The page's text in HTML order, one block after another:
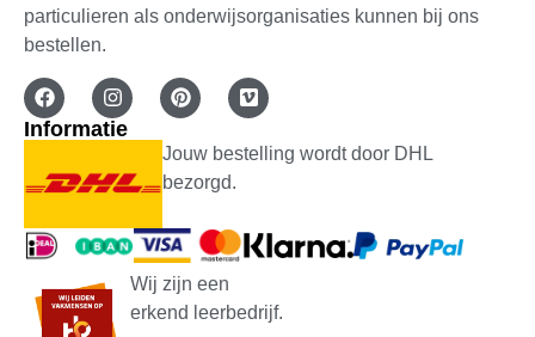
particulieren als onderwijsorganisaties kunnen bij ons
bestellen.
Informatie
Jouw bestelling wordt door DHL
bezorgd.
Wij zijn een
erkend leerbedrijf.